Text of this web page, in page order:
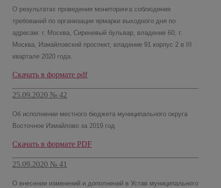
О результатах проведения мониторинга соблюдения
требований по организации ярмарки выходного дня по
адресам: г. Москва, Сиреневый бульвар, владение 60, г.
Москва, Измайловский проспект, владение 91 корпус 2 в III
квартале 2020 года.
Скачать в формате pdf
25.09.2020 № 42
Об исполнении местного бюджета муниципального округа
Восточное Измайлово за 2019 год
Скачать в формате PDF
25.09.2020 № 41
О внесении изменений и дополнений в Устав муниципального